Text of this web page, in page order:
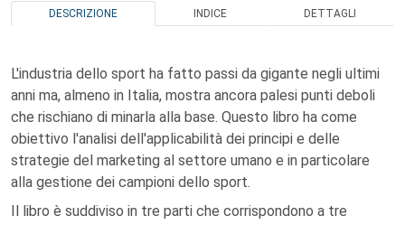
DESCRIZIONE INDICE DETTAGLI
L'industria dello sport ha fatto passi da gigante negli ultimi
anni ma, almeno in Italia, mostra ancora palesi punti deboli
che rischiano di minarla alla base. Questo libro ha come
obiettivo l'analisi dell'applicabilità dei principi e delle
strategie del marketing al settore umano e in particolare
alla gestione dei campioni dello sport.
Il libro è suddiviso in tre parti che corrispondono a tre